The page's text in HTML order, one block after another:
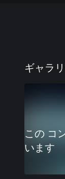
ギャラ
この コ
います